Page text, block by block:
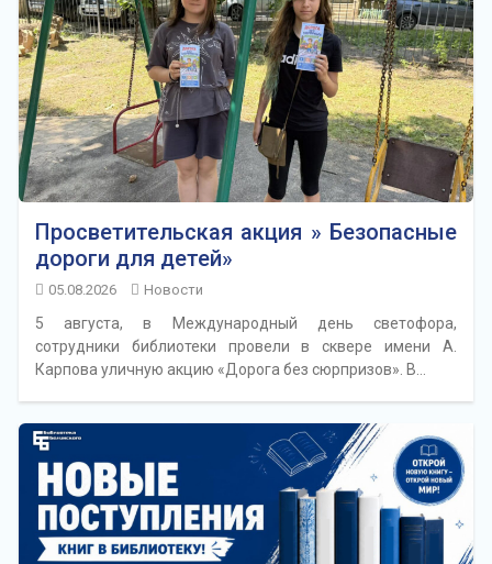
Просветительская акция » Безопасные
дороги для детей»
05.08.2026 Новости
5 августа, в Международный день светофора,
сотрудники библиотеки провели в сквере имени А.
Карпова уличную акцию «Дорога без сюрпризов». В…